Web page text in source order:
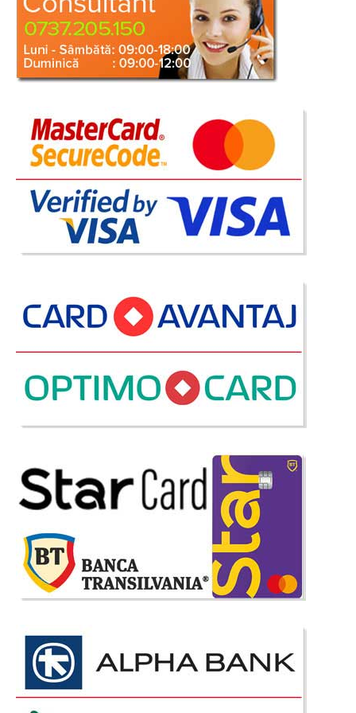
modern - contemporan. Calitatea foa..
1.804 Lei
Stoc Epuizat - Indisponibil
Adauga la Favorite
-30%
Dormitor Xtend Avantaj
Mobila de Dormitor Xtend Avantaj Dormitoarele din seria Xtend sunt
recomandate pentru cel mai bun raport calitate - pret. Se poate spune ca
calitatii. Dormitorul Xtend Avantaj este compus din urmatoarele: - Si..
Pret Redus 1.468 Lei
Stoc Epuizat - Indisponibil
Adauga la Favorite
-17%
Mobila Dormitor Chocolate
Dormitoare Ieftine Chocolate - Livrare gratuita Bucuresti Setul de